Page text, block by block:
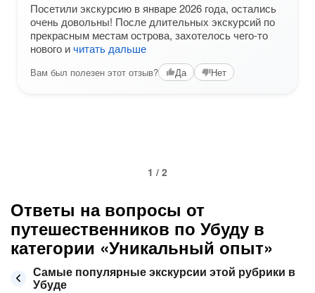
Посетили экскурсию в январе 2026 года, остались
очень довольны! После длительных экскурсий по
прекрасным местам острова, захотелось чего-то
нового ичитать дальше
Вам был полезен этот отзыв? Да Нет
1 / 2
Ответы на вопросы от
путешественников по Убуду в
категории «Уникальный опыт»
Самые популярные экскурсии этой рубрики в
Убуде